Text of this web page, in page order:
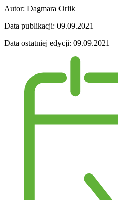
Autor: Dagmara Orlik
Data publikacji: 09.09.2021
Data ostatniej edycji: 09.09.2021